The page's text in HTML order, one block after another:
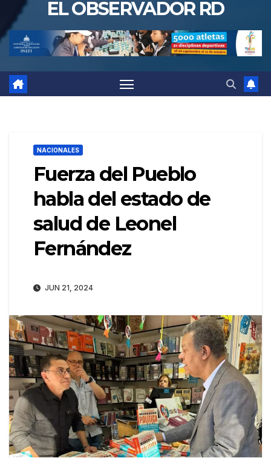
EL OBSERVADOR RD
NACIONALES
Fuerza del Pueblo
habla del estado de
salud de Leonel
Fernández
JUN 21, 2024